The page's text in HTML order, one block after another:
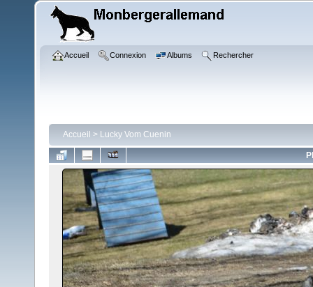
Accueil Connexion Albums Rechercher
Accueil > Lucky Vom Cuenin